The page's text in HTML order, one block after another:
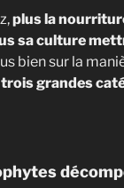
plus la
sa culture
bien sur la
trois grandes
paramètres